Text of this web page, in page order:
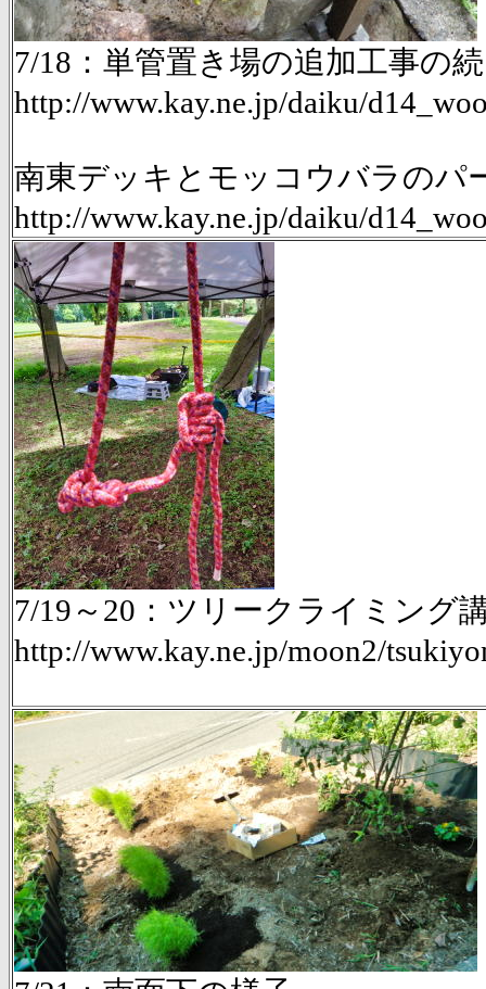
7/18：単管置き場の追加工事の
http://www.kay.ne.jp/daiku/
南東デッキとモッコウバラのパ
http://www.kay.ne.jp/daiku/
7/19～20：ツリークライミング
http://www.kay.ne.jp/moon2/